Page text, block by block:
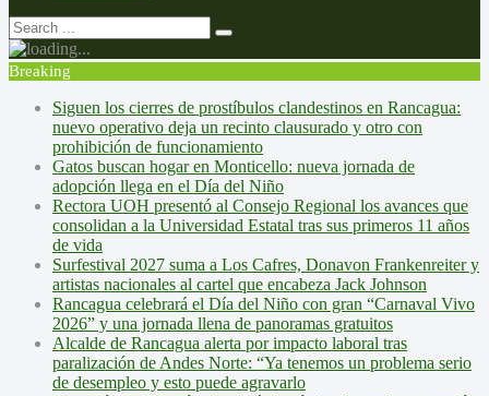
Breaking
Siguen los cierres de prostíbulos clandestinos en Rancagua:
nuevo operativo deja un recinto clausurado y otro con
prohibición de funcionamiento
Gatos buscan hogar en Monticello: nueva jornada de
adopción llega en el Día del Niño
Rectora UOH presentó al Consejo Regional los avances que
consolidan a la Universidad Estatal tras sus primeros 11 años
de vida
Surfestival 2027 suma a Los Cafres, Donavon Frankenreiter y
artistas nacionales al cartel que encabeza Jack Johnson
Rancagua celebrará el Día del Niño con gran “Carnaval Vivo
2026” y una jornada llena de panoramas gratuitos
Alcalde de Rancagua alerta por impacto laboral tras
paralización de Andes Norte: “Ya tenemos un problema serio
de desempleo y esto puede agravarlo